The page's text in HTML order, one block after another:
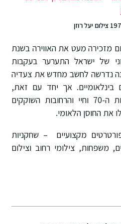
מזכירה מעט את האווירה בשנת
של ישראל התערער בעקבות
נדרשה לחשב מחדש את צעדיה
בינלאומיים. אך יחד עם זאת,
האופנה בתל אביב של שנות ה-70 וחיי והרחובות השוקקים
את החוסן הלאומי.
מקצועיים – שחקניות
משפחות, צילומי רחוב וצילום